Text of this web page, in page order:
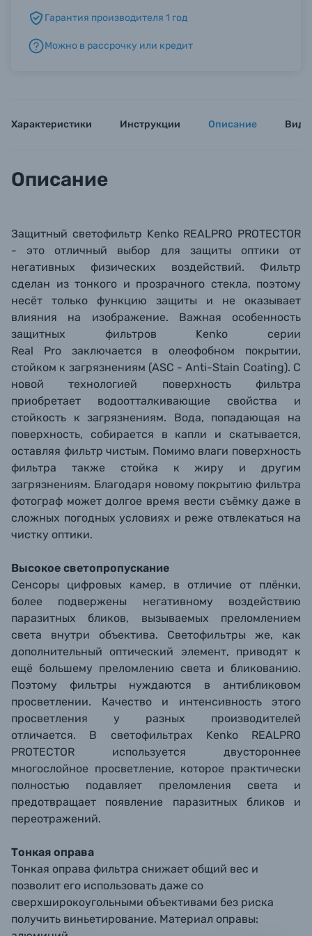
Б/У фототехника (Комиссионные товары)
Гарантия производителя 1 год
Можно в рассрочку или кредит
Характеристики Инструкции Описание
Описание
Защитный светофильтр Kenko REALPRO PROTECTOR
- это отличный выбор для защиты оптики от
негативных физических воздействий. Фильтр
сделан из тонкого и прозрачного стекла, поэтому
несёт только функцию защиты и не оказывает
влияния на изображение. Важная особенность
защитных фильтров Kenko серии
Real Proзаключается в олеофобном покрытии,
стойком к загрязнениям (ASC - Anti-Stain Coating). С
новой технологией поверхность фильтра
приобретает водоотталкивающие свойства и
стойкость к загрязнениям. Вода, попадающая на
поверхность, собирается в капли и скатывается,
оставляя фильтр чистым. Помимо влаги поверхность
фильтра также стойка к жиру и другим
загрязнениям. Благодаря новому покрытию фильтра
фотограф может долгое время вести съёмку даже в
сложных погодных условиях и реже отвлекаться на
чистку оптики.
Высокое светопропускание
Сенсоры цифровых камер, в отличие от плёнки,
более подвержены негативному воздействию
паразитных бликов, вызываемых преломлением
света внутри объектива. Светофильтры же, как
дополнительный оптический элемент, приводят к
ещё большему преломлению света и бликованию.
Поэтому фильтры нуждаются в антибликовом
просветлении. Качество и интенсивность этого
просветления у разных производителей
отличается. В светофильтрах Kenko REALPRO
PROTECTOR используется двустороннее
многослойное просветление, которое практически
полностью подавляет преломления света и
предотвращает появление паразитных бликов и
переотражений.
Тонкая оправа
Тонкая оправа фильтра снижает общий вес и
позволит его использовать даже со
сверхширокоугольными объективами без риска
получить виньетирование. Материал оправы: